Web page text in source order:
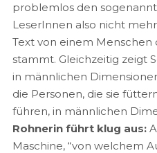
problemlos den
LeserInnen also nicht
Text von einem
stammt. Gleichzeitig zeigt
in männlichen
die Personen, die sie
führen, in männlichen
Rohnerin führt klug aus:
Maschine, “von welchem